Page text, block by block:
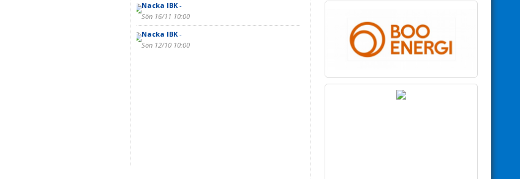
Nacka IBK-
Sön 16/11 10:00
Nacka IBK-
Sön 12/10 10:00